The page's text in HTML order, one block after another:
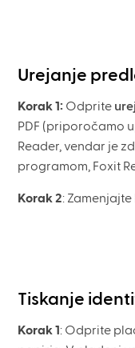
Urejanje
Korak 1: Odprite
PDF (priporočamo
Reader, vendar je
programom, Foxit
Korak 2:
Tiskanje
Korak 1 : Odprite